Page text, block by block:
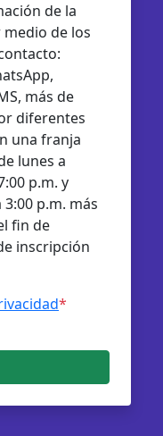
de la
medio de los
más de
diferentes
una franja
lunes a
p.m. y
p.m. más
fin de
inscripción
*